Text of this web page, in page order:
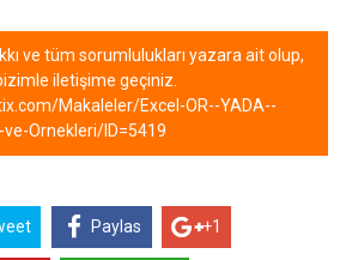
ve tüm sorumlulukları yazara ait olup,
iletişime geçiniz.
Makaleler/Excel-OR--YADA--
Ornekleri/ID=5419
Paylas +1